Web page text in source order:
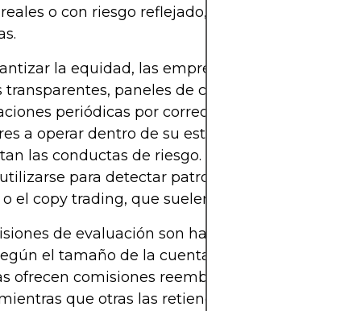
o con riesgo reflejado, donde se pagan las
la equidad, las empresas de renombre
paneles de control propios y
periódicas por correo electrónico. Animan
a operar dentro de su estrategia, a la vez que
las conductas de riesgo. Los algoritmos
para detectar patrones sospechosos,
el copy trading, que suelen estar prohibidos.
de evaluación son habituales y varían
el tamaño de la cuenta y la empresa.
ofrecen comisiones reembolsables tras la
que otras las retienen como parte de los